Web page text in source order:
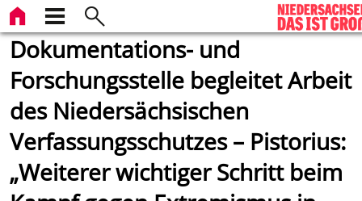
Dokumentations- und
Forschungsstelle begleitet Arbeit
des Niedersächsischen
Verfassungsschutzes – Pistorius:
„Weiterer wichtiger Schritt beim